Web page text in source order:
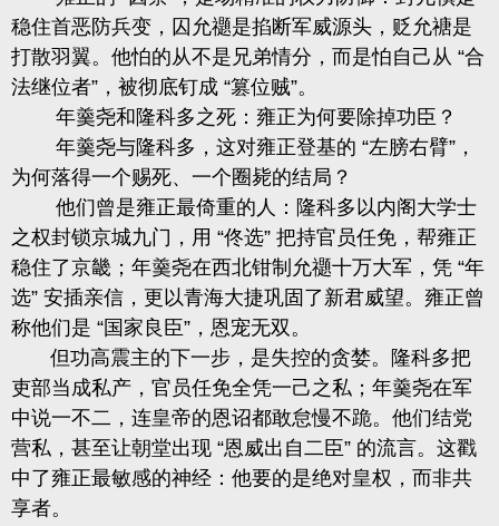
稳住首恶防兵变，囚允禵是掐断军威源头，贬允禟是
打散羽翼。他怕的从不是兄弟情分，而是怕自己从 “合
法继位者”，被彻底钉成 “篡位贼”。
年羹尧和隆科多之死：雍正为何要除掉功臣？
年羹尧与隆科多，这对雍正登基的 “左膀右臂”，
为何落得一个赐死、一个圈毙的结局？
他们曾是雍正最倚重的人：隆科多以内阁大学士
之权封锁京城九门，用 “佟选” 把持官员任免，帮雍正
稳住了京畿；年羹尧在西北钳制允禵十万大军，凭 “年
选” 安插亲信，更以青海大捷巩固了新君威望。雍正曾
称他们是 “国家良臣”，恩宠无双。
但功高震主的下一步，是失控的贪婪。隆科多把
吏部当成私产，官员任免全凭一己之私；年羹尧在军
中说一不二，连皇帝的恩诏都敢怠慢不跪。他们结党
营私，甚至让朝堂出现 “恩威出自二臣” 的流言。这戳
中了雍正最敏感的神经：他要的是绝对皇权，而非共
享者。